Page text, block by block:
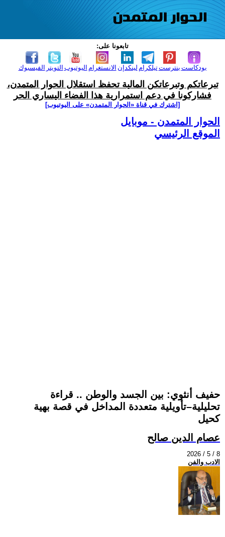
تابعونا على:
الفيسبوك التويتر اليوتيوب الانستغرام لينكدإن تيلكرامبنترست بودكاست
تبرعاتكم وتبرعاتكن المالية تحفظ استقلال الحوار المتمدن،
فشاركونا في دعم استمرارية هذا الفضاء اليساري الحر
[اشترك في قناة ‫«الحوار المتمدن» على اليوتيوب]
الحوار المتمدن - موبايل
الموقع الرئيسي
حفيف أنثوي: بين الجسد والوطن .. قراءة
تحليلية–تأويلية متعددة المداخل في قصة بهية
كحيل
عصام الدين صالح
2026 / 5 / 8
الادب والفن